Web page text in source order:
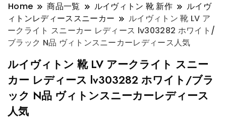
Home 商品一覧 ルイヴィトン 靴 新作
ルイヴ
ィトンレディーススニーカー
ルイヴィトン 靴 LV ア
ークライト スニーカー レディース lv303282 ホワイト/
ブラック N品 ヴィトンスニーカーレディース人気
ルイヴィトン 靴 LV アークライト スニー
カー レディース lv303282 ホワイト/ブラ
ック N品 ヴィトンスニーカーレディース
人気